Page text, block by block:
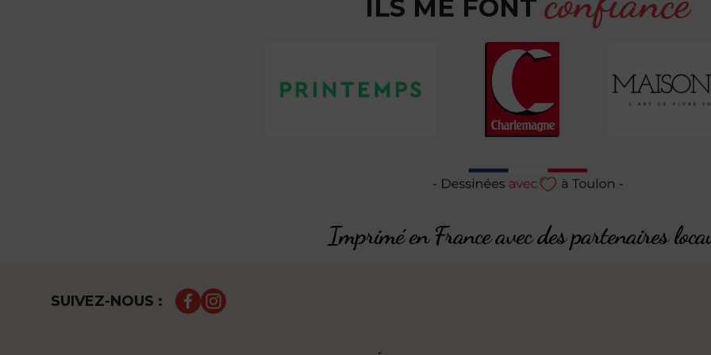
ILS ME FONT
Imprimé en France avec des partenaires
SUIVEZ-NOUS :